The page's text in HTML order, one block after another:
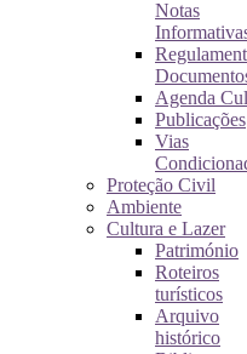
Notas
Agenda
Publicações
Vias
Proteção Civil
Ambiente
Cultura e Lazer
Património
Roteiros
turísticos
Arquivo
histórico